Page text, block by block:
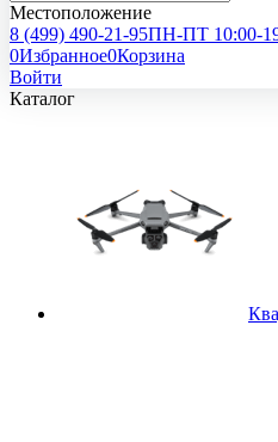
Местоположение
8 (499) 490-21-95ПН-ПТ 10:00-
0Избранное0Корзина
Войти
Каталог